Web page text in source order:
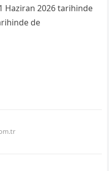
Haziran 2026 tarihinde
de